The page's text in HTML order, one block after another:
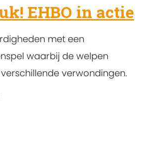
EHBO in actie
met een
waarbij de welpen
verwondingen.